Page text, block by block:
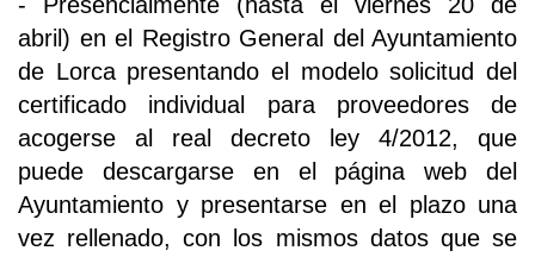
abril) en el Registro General del Ayuntamiento
de Lorca presentando el modelo solicitud del
certificado individual para proveedores de
acogerse al real decreto ley 4/2012, que
puede descargarse en el página web del
Ayuntamiento y presentarse en el plazo una
vez rellenado, con los mismos datos que se